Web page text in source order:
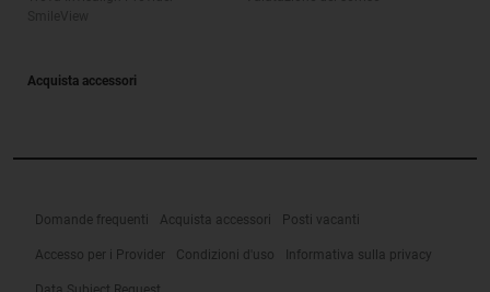
Acquista accessori
Domande frequenti Acquista accessori Posti vacanti
Accesso per i Provider Condizioni d'uso Informativa sulla privacy